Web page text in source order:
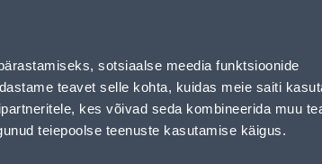
sotsiaalse meedia funktsioonide
teavet selle kohta, kuidas meie saiti
kes võivad seda kombineerida muu
teiepoolse teenuste kasutamise käigus.
Karjäärileht
OTSI Logi sisse